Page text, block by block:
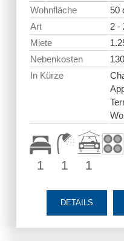
Wohnfläche
50
Art
2 -
Miete
Nebenkosten
In Kürze
1 1 1
DETAILS